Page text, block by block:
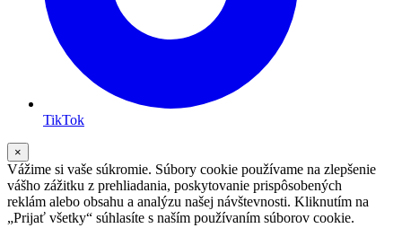
TikTok
×
Vážime si vaše súkromie. Súbory cookie používame na zlepšenie
vášho zážitku z prehliadania, poskytovanie prispôsobených
reklám alebo obsahu a analýzu našej návštevnosti. Kliknutím na
„Prijať všetky“ súhlasíte s naším používaním súborov cookie.